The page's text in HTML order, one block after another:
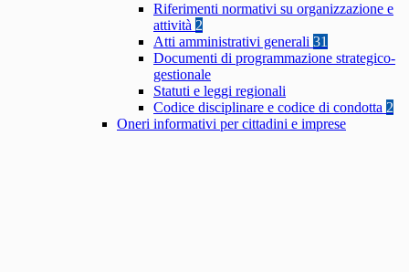
Riferimenti normativi su organizzazione e
attività 2
Atti amministrativi generali 31
Documenti di programmazione strategico-
gestionale
Statuti e leggi regionali
Codice disciplinare e codice di condotta 2
Oneri informativi per cittadini e imprese